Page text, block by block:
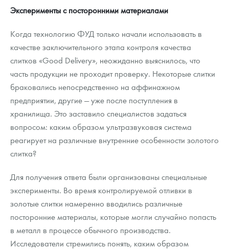
Эксперименты с посторонними материалами
Когда технологию ФУД только начали использовать в
качестве заключительного этапа контроля качества
слитков «Good Delivery», неожиданно выяснилось, что
часть продукции не проходит проверку. Некоторые слитки
браковались непосредственно на аффинажном
предприятии, другие — уже после поступления в
хранилища. Это заставило специалистов задаться
вопросом: каким образом ультразвуковая система
реагирует на различные внутренние особенности золотого
слитка?
Для получения ответа были организованы специальные
эксперименты. Во время контролируемой отливки в
золотые слитки намеренно вводились различные
посторонние материалы, которые могли случайно попасть
в металл в процессе обычного производства.
Исследователи стремились понять, каким образом